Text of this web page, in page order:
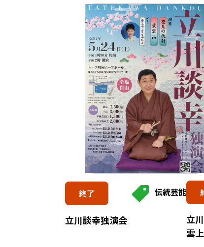
終了 伝統芸能
立川談幸独演会
立
雲